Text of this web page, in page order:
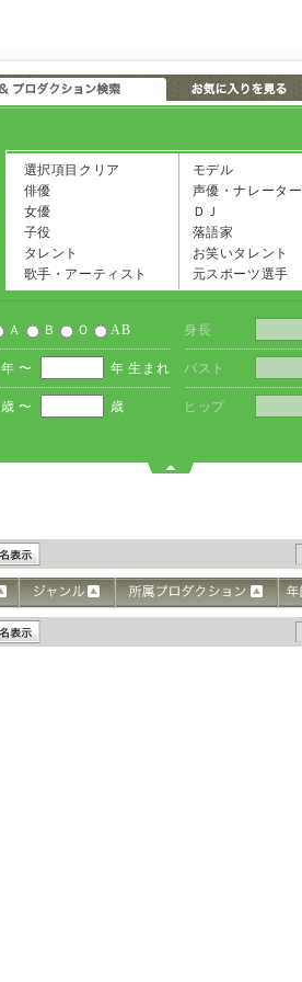
選択項目クリア
俳優
女優
子役
タレント
歌手・アーティスト
モデル
声優・ナレーター
ＤＪ
落語家
お笑いタレント
元スポーツ選手
Ａ Ｂ Ｏ AB
年 〜 年 生まれ
歳 〜 歳
身長
バスト
ヒップ